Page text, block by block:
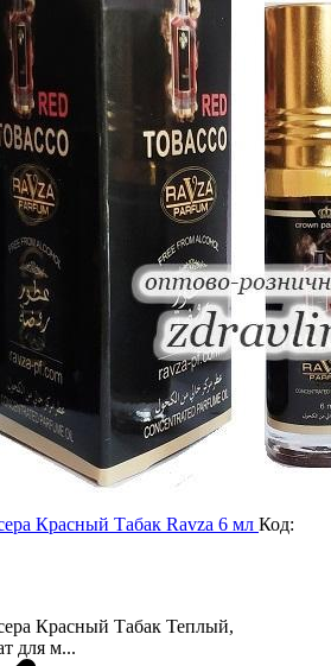
Красный Табак Ravza 6 мл Код:
Красный Табак Теплый,
для м...